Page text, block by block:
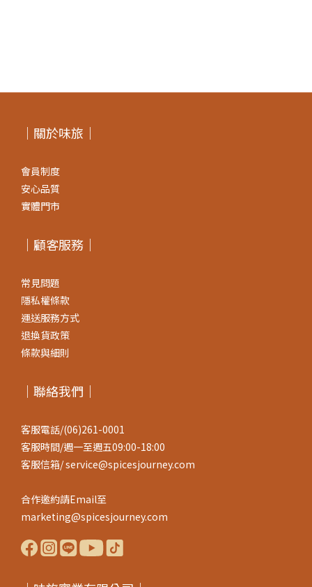
｜關於味旅｜
會員制度
安心品質
實體門市
｜顧客服務｜
常見問題
隱私權條款
運送服務方式
退換貨政策
條款與細則
｜聯絡我們｜
客服電話/(06)261-0001
客服時間/週一至週五09:00-18:00
客服信箱/ service@spicesjourney.com
合作邀約請Email至
marketing@spicesjourney.com